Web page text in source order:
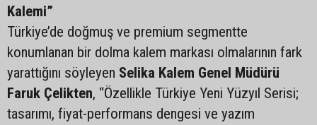
Kalemi”
Türkiye’de doğmuş ve premium segmentte
konumlanan bir dolma kalem markası olmalarının fark
yarattığını söyleyen Selika Kalem Genel Müdürü
Faruk Çelikten, “Özellikle Türkiye Yeni Yüzyıl Serisi;
tasarımı, fiyat-performans dengesi ve yazım